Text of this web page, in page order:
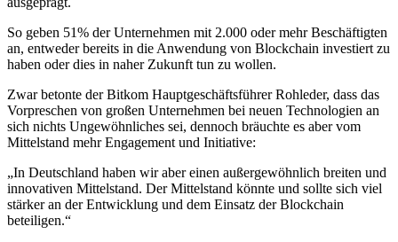
So geben 51% der Unternehmen mit 2.000 oder mehr Beschäftigten
an, entweder bereits in die Anwendung von Blockchain investiert zu
haben oder dies in naher Zukunft tun zu wollen.
Zwar betonte der Bitkom Hauptgeschäftsführer Rohleder, dass das
Vorpreschen von großen Unternehmen bei neuen Technologien an
sich nichts Ungewöhnliches sei, dennoch bräuchte es aber vom
Mittelstand mehr Engagement und Initiative:
„In Deutschland haben wir aber einen außergewöhnlich breiten und
innovativen Mittelstand. Der Mittelstand könnte und sollte sich viel
stärker an der Entwicklung und dem Einsatz der Blockchain
beteiligen.“